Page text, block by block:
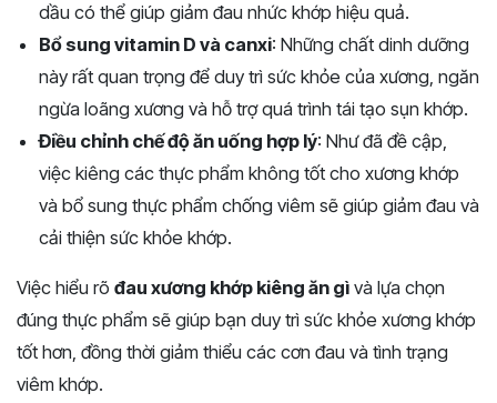
dầu có thể giúp giảm đau nhức khớp hiệu quả.
Bổ sung vitamin D và canxi: Những chất dinh dưỡng
này rất quan trọng để duy trì sức khỏe của xương, ngăn
ngừa loãng xương và hỗ trợ quá trình tái tạo sụn khớp.
Điều chỉnh chế độ ăn uống hợp lý: Như đã đề cập,
việc kiêng các thực phẩm không tốt cho xương khớp
và bổ sung thực phẩm chống viêm sẽ giúp giảm đau và
cải thiện sức khỏe khớp.
Việc hiểu rõ đau xương khớp kiêng ăn gì và lựa chọn
đúng thực phẩm sẽ giúp bạn duy trì sức khỏe xương khớp
tốt hơn, đồng thời giảm thiểu các cơn đau và tình trạng
viêm khớp. ​​